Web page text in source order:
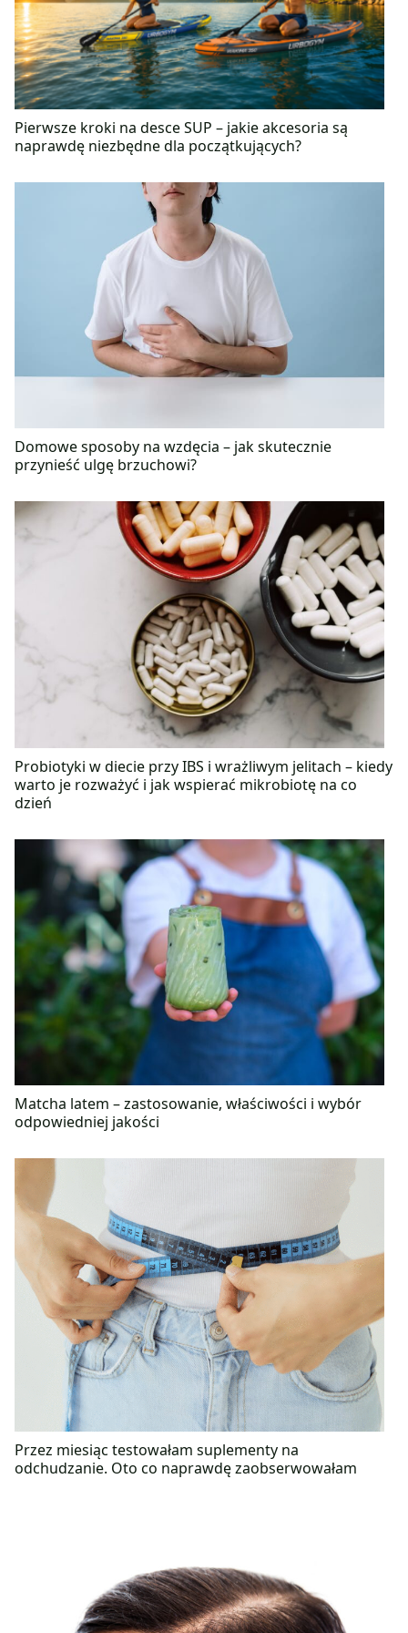
<p>W wolnych chwilach stara się spędzać czas
aktywnie. Lubi biegać, chciałaby kiedyś
wystartować w półmaratonie, dlatego też powoli się
do niego przygotowuję. Zimą natomiast bardzo
chętnie jeździ na snowboardzie.</p>
Pierwsze kroki na desce SUP – jakie akcesoria są
naprawdę niezbędne dla początkujących?
Domowe sposoby na wzdęcia – jak skutecznie
przynieść ulgę brzuchowi?
Probiotyki w diecie przy IBS i wrażliwym jelitach – kiedy
warto je rozważyć i jak wspierać mikrobiotę na co
dzień
Matcha latem – zastosowanie, właściwości i wybór
odpowiedniej jakości
Przez miesiąc testowałam suplementy na
odchudzanie. Oto co naprawdę zaobserwowałam